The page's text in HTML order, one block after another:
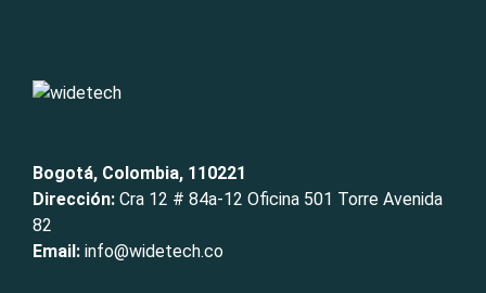
Bogotá, Colombia, 110221
Dirección: Cra 12 # 84a-12 Oficina 501 Torre Avenida
82
Email: info@widetech.co